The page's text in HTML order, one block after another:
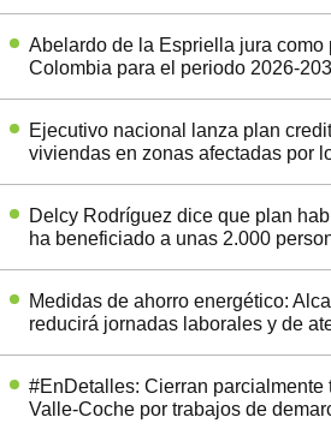
Abelardo de la Espriella jura como
Colombia para el periodo 2026-
Ejecutivo nacional lanza plan
viviendas en zonas afectadas por
Delcy Rodríguez dice que plan
ha beneficiado a unas 2.000
Medidas de ahorro energético:
reducirá jornadas laborales y de
#EnDetalles: Cierran parcialmente
Valle-Coche por trabajos de